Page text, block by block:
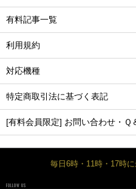
有料記事一覧
利用規約
対応機種
特定商取引法に基づく表記
[有料会員限定] お問い合わせ・Ｑ
毎日6時・11時・17時
FOLLOW US